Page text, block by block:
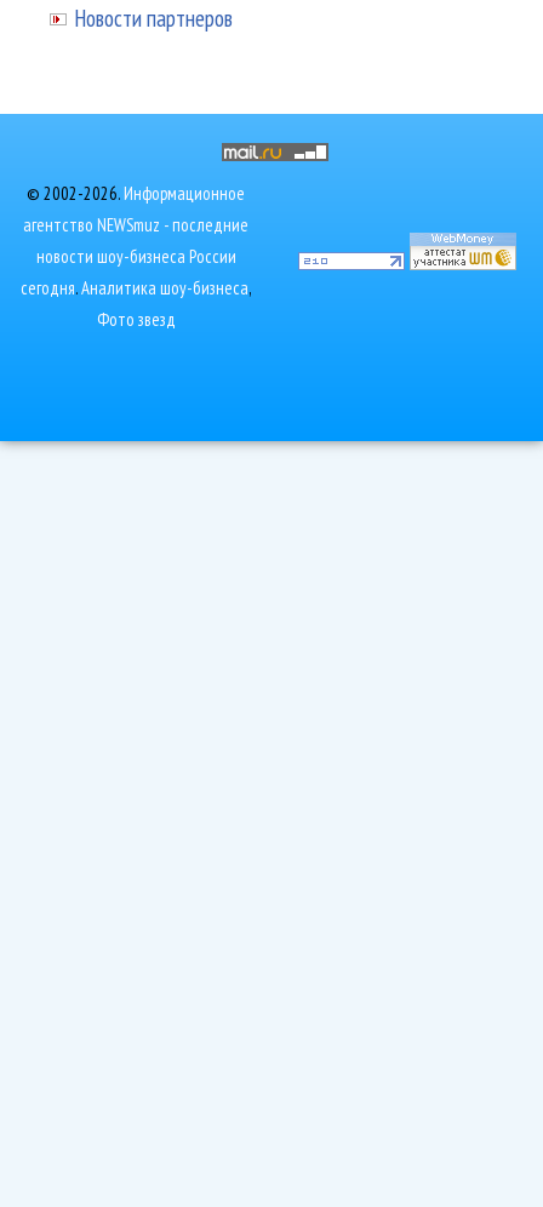
Новости партнеров
© 2002-2026.Информационное
агентство NEWSmuz - последние
новости шоу-бизнеса России
сегодня.Аналитика шоу-бизнеса,
Фото звезд